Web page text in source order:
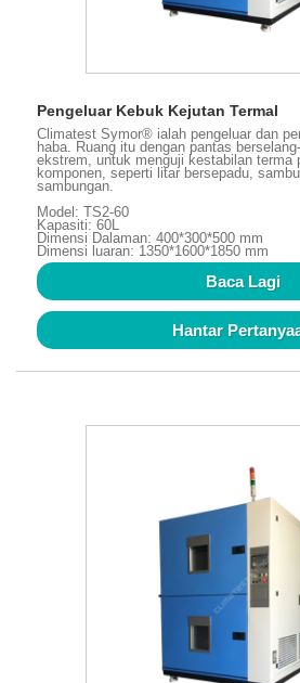
Pengeluar Kebuk Kejutan Termal
Climatest Symor® ialah pengeluar dan
haba. Ruang itu dengan pantas
ekstrem, untuk menguji kestabilan terma
komponen, seperti litar bersepadu,
sambungan.
Model: TS2-60
Kapasiti: 60L
Dimensi Dalaman: 400*300*500 mm
Dimensi luaran: 1350*1600*1850 mm
Baca Lagi
Hantar